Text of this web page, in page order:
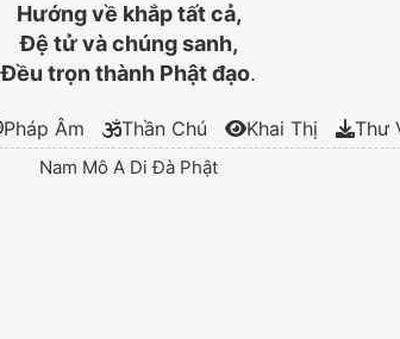
Hướng về khắp tất cả,
Đệ tử và chúng sanh,
Đều trọn thành Phật đạo.
Pháp Âm Thần Chú Khai Thị Thư
Nam Mô A Di Đà Phật